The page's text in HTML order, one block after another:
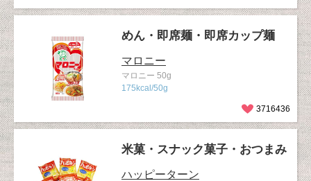
めん・即席麺・即席カップ麺
マロニー
マロニー 50g
175kcal/50g
3716436
米菓・スナック菓子・おつまみ
ハッピーターン